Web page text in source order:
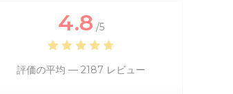
4.8 /5
評価の平均 — 2187 レビュー